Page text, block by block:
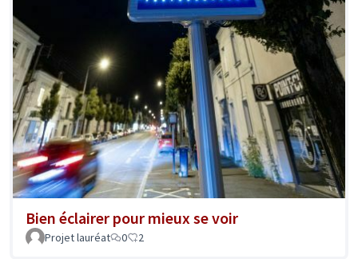
Bien éclairer pour mieux se voir
Projet lauréat 0 2